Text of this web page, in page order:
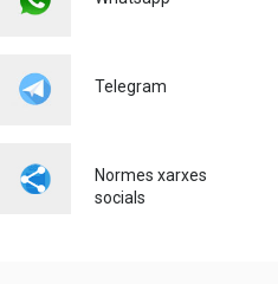
IMPULSA L'OCUPACIÓ
JUNT AMB SEUR
Telegram
Normes xarxes
socials